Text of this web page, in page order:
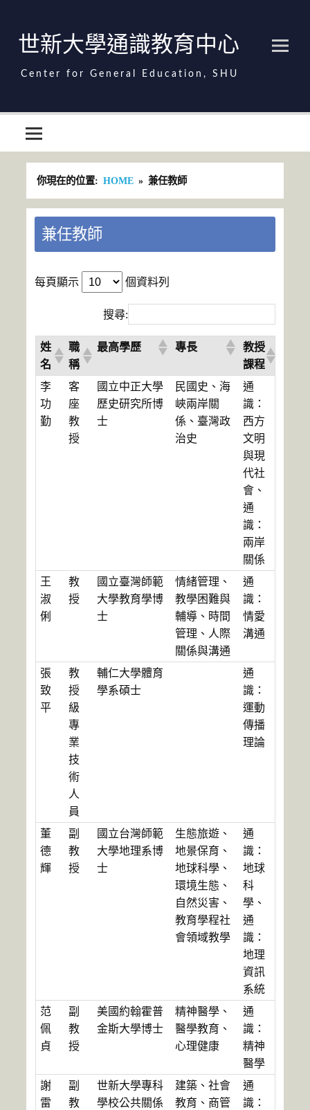
世新大學通識教育中心
你現在的位置: HOME 兼任教師
兼任教師
每頁顯示 個資料列
搜尋:
姓
名
職
稱
最高學歷 專長
教授
課程
李
功
勤
客
座
教
授
國立中正大學
歷史研究所博
士
民國史、海
峽兩岸關
係、臺灣政
治史
通
識：
西方
文明
與現
代社
會、
通
識：
兩岸
關係
王
淑
俐
教
授
國立臺灣師範
大學教育學博
士
情緒管理、
教學困難與
輔導、時間
管理、人際
關係與溝通
通
識：
情愛
溝通
張
致
平
教
授
級
專
業
技
術
人
員
輔仁大學體育
學系碩士
通
識：
運動
傳播
理論
董
德
輝
副
教
授
國立台灣師範
大學地理系博
士
生態旅遊、
地景保育、
地球科學、
環境生態、
自然災害、
教育學程社
會領域教學
通
識：
地球
科
學、
通
識：
地理
資訊
系統
范
佩
貞
副
教
授
美國約翰霍普
金斯大學博士
精神醫學、
醫學教育、
心理健康
通
識：
精神
醫學
謝
雷
副
教
世新大學專科
學校公共關係
建築、社會
教育、商管
通
識：